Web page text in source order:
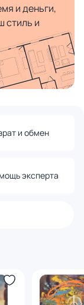
и деньги,
стиль и
и обмен
эксперта